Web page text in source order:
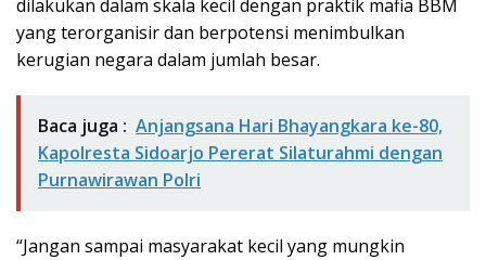
dilakukan dalam skala kecil dengan praktik mafia BBM
yang terorganisir dan berpotensi menimbulkan
kerugian negara dalam jumlah besar.
Baca juga : Anjangsana Hari Bhayangkara ke-80,
Kapolresta Sidoarjo Pererat Silaturahmi dengan
Purnawirawan Polri
“Jangan sampai masyarakat kecil yang mungkin